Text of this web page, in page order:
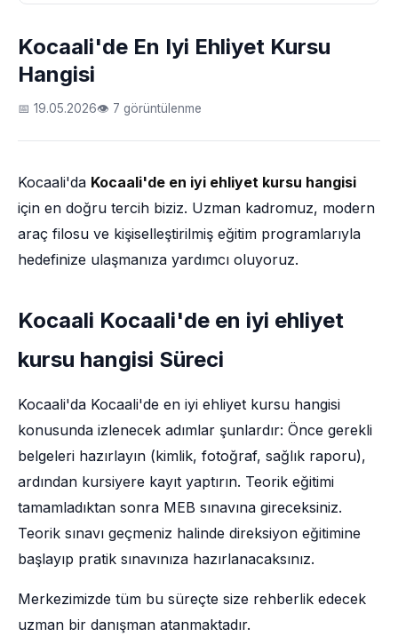
Kocaali'de En Iyi Ehliyet Kursu
Hangisi
📅 19.05.2026👁 7 görüntülenme
Kocaali'da Kocaali'de en iyi ehliyet kursu hangisi
için en doğru tercih biziz. Uzman kadromuz, modern
araç filosu ve kişiselleştirilmiş eğitim programlarıyla
hedefinize ulaşmanıza yardımcı oluyoruz.
Kocaali Kocaali'de en iyi ehliyet
kursu hangisi Süreci
Kocaali'da Kocaali'de en iyi ehliyet kursu hangisi
konusunda izlenecek adımlar şunlardır: Önce gerekli
belgeleri hazırlayın (kimlik, fotoğraf, sağlık raporu),
ardından kursiyere kayıt yaptırın. Teorik eğitimi
tamamladıktan sonra MEB sınavına gireceksiniz.
Teorik sınavı geçmeniz halinde direksiyon eğitimine
başlayıp pratik sınavınıza hazırlanacaksınız.
Merkezimizde tüm bu süreçte size rehberlik edecek
uzman bir danışman atanmaktadır.